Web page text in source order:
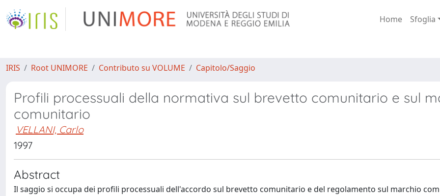
Home Sfoglia
IRIS Root UNIMORE Contributo su VOLUME Capitolo/Saggio
Profili processuali della normativa sul brevetto comunitario e sul
comunitario
VELLANI, Carlo
1997
Abstract
Il saggio si occupa dei profili processuali dell'accordo sul brevetto comunitario e del regolamento sul marchio